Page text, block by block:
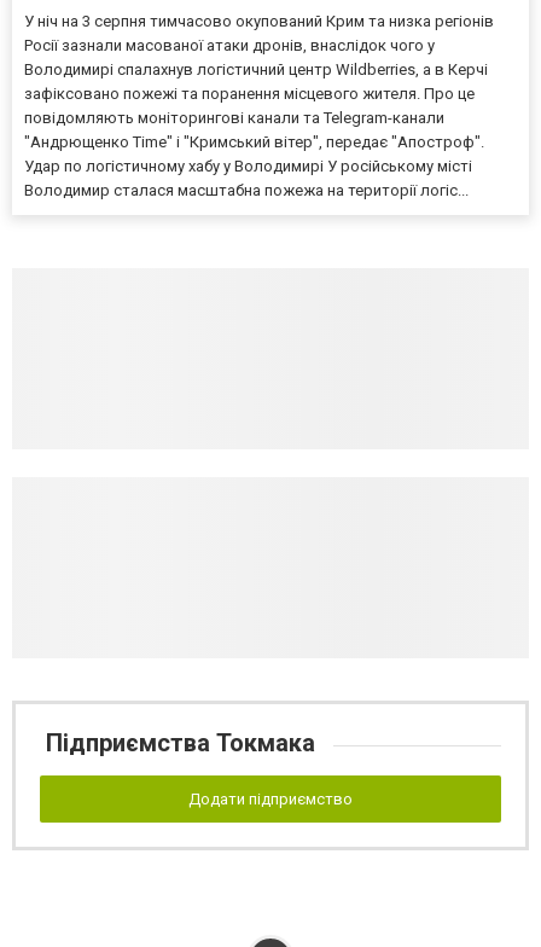
У ніч на 3 серпня тимчасово окупований Крим та низка регіонів
Росії зазнали масованої атаки дронів, внаслідок чого у
Володимирі спалахнув логістичний центр Wildberries, а в Керчі
зафіксовано пожежі та поранення місцевого жителя. Про це
повідомляють моніторингові канали та Telegram-канали
"Андрющенко Time" і "Кримський вітер", передає "Апостроф".
Удар по логістичному хабу у Володимирі У російському місті
Володимир сталася масштабна пожежа на території логіс...
Підприємства Токмака
Додати підприємство